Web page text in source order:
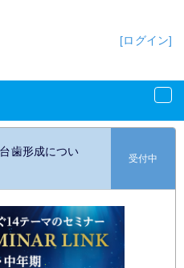
[ログイン]
歯形成につい
受付中